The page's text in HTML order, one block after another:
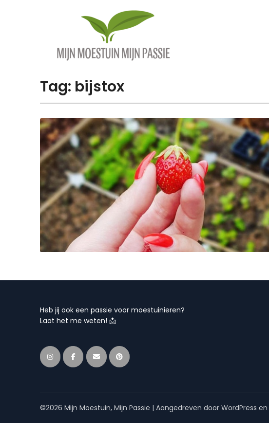
Tag: bijstox
Heb jij ook een passie voor moestuinieren?
Laat het me weten! 📩
©2026 Mijn Moestuin, Mijn Passie | Aangedreven door WordPress en